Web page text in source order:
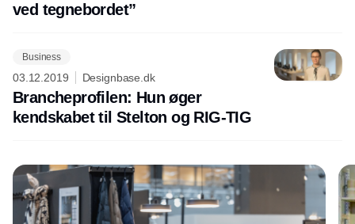
ved tegnebordet”
Business
03.12.2019 Designbase.dk
Brancheprofilen: Hun øger
kendskabet til Stelton og RIG-TIG